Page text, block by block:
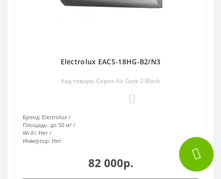
Electrolux EACS-18HG-B2/N3
Код товара: Серия Air Gate 2 Black
Бренд: Electrolux
Площадь: до 50 м²
Wi-Fi: Нет
Инвертор: Нет
82 000р.